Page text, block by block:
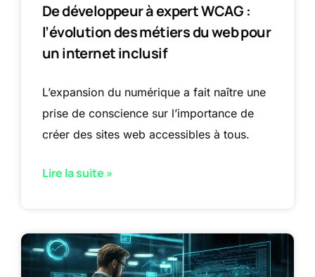
De développeur à expert WCAG :
l’évolution des métiers du web pour
un internet inclusif
L’expansion du numérique a fait naître une
prise de conscience sur l’importance de
créer des sites web accessibles à tous.
Lire la suite »